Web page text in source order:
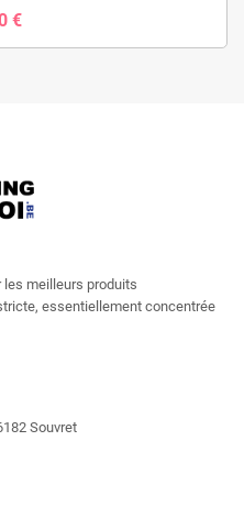
€
les meilleurs produits
essentiellement concentrée
Souvret